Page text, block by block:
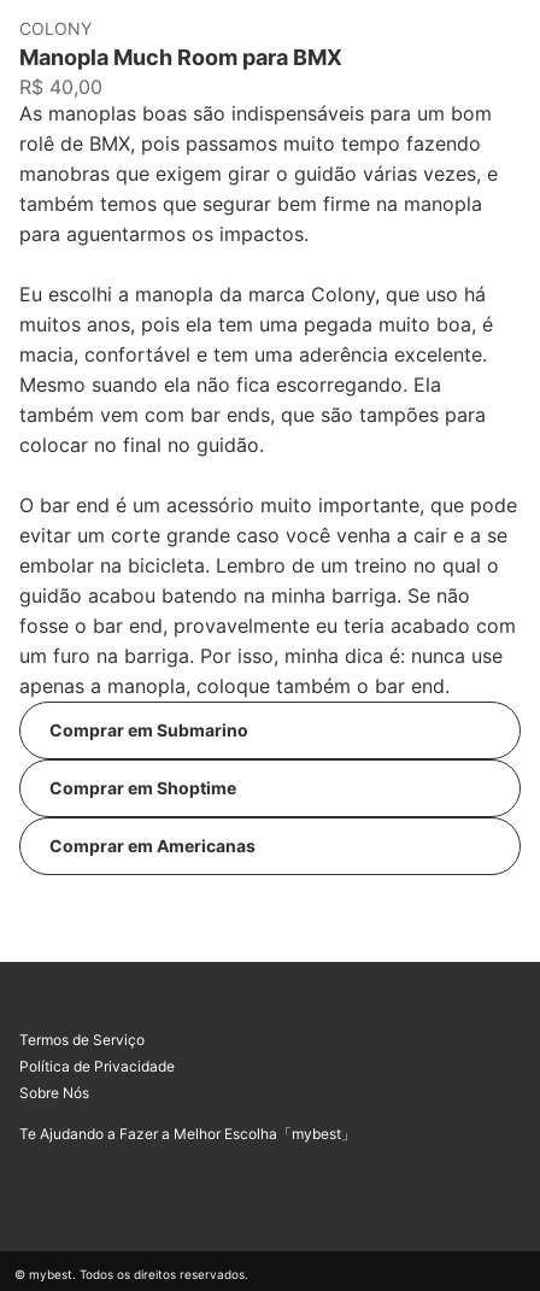
COLONY
Manopla Much Room para BMX
R$ 40,00
As manoplas boas são indispensáveis para um bom
rolê de BMX, pois passamos muito tempo fazendo
manobras que exigem girar o guidão várias vezes, e
também temos que segurar bem firme na manopla
para aguentarmos os impactos.
Eu escolhi a manopla da marca Colony, que uso há
muitos anos, pois ela tem uma pegada muito boa, é
macia, confortável e tem uma aderência excelente.
Mesmo suando ela não fica escorregando. Ela
também vem com bar ends, que são tampões para
colocar no final no guidão.
O bar end é um acessório muito importante, que pode
evitar um corte grande caso você venha a cair e a se
embolar na bicicleta. Lembro de um treino no qual o
guidão acabou batendo na minha barriga. Se não
fosse o bar end, provavelmente eu teria acabado com
um furo na barriga. Por isso, minha dica é: nunca use
apenas a manopla, coloque também o bar end.
Comprar em Submarino
Comprar em Shoptime
Comprar em Americanas
Termos de Serviço
Política de Privacidade
Sobre Nós
Te Ajudando a Fazer a Melhor Escolha「mybest」
© mybest. Todos os direitos reservados.